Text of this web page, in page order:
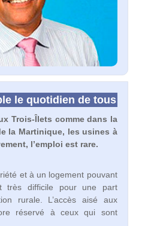
le quotidien de tous
Trois-Îlets comme dans la
la Martinique, les usines à
l’emploi est rare.
et à un logement pouvant
très difficile pour une part
rurale. L’accès aisé aux
réservé à ceux qui sont